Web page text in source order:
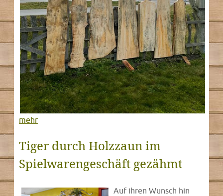
mehr
Tiger durch Holzzaun im
Spielwarengeschäft gezähmt
Auf ihren Wunsch hin